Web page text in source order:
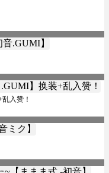
入赞！